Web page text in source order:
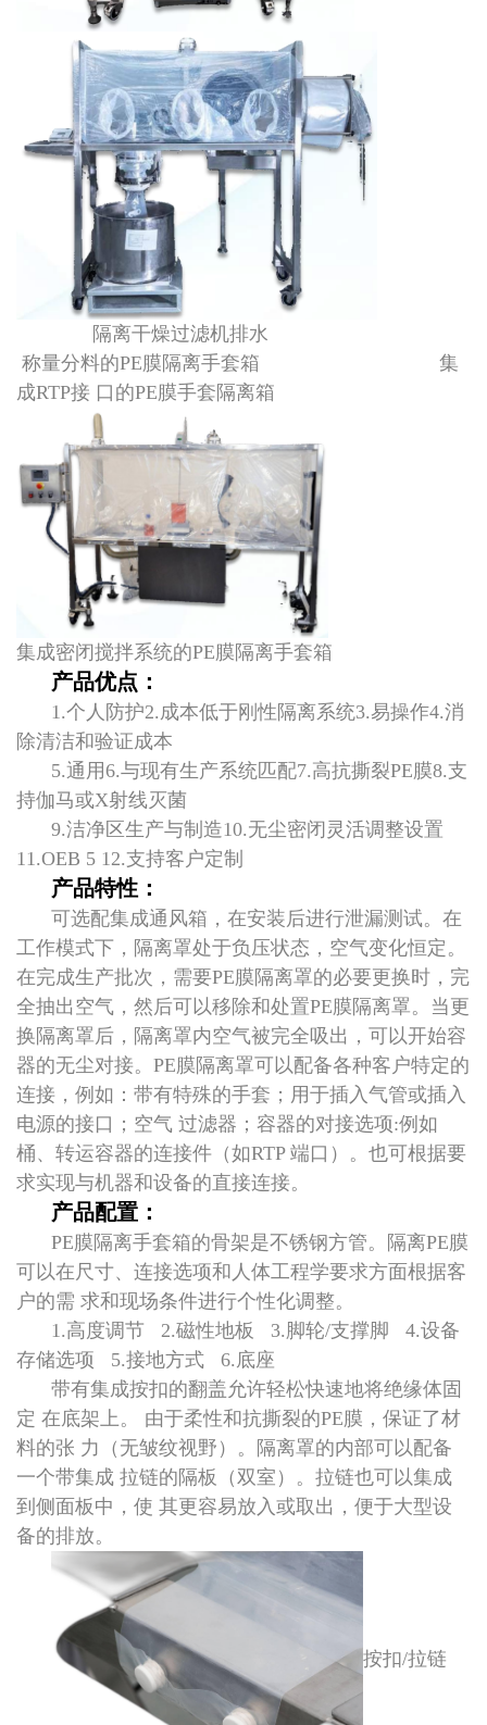
隔离干燥过滤机排水
称量分料的PE膜隔离手套箱 集
成RTP接 口的PE膜手套隔离箱
集成密闭搅拌系统的PE膜隔离手套箱
产品优点：
1.个人防护2.成本低于刚性隔离系统3.易操作4.消
除清洁和验证成本
5.通用6.与现有生产系统匹配7.高抗撕裂PE膜8.支
持伽马或X射线灭菌
9.洁净区生产与制造10.无尘密闭灵活调整设置
11.OEB 5 12.支持客户定制
产品特性：
可选配集成通风箱，在安装后进行泄漏测试。在
工作模式下，隔离罩处于负压状态，空气变化恒定。
在完成生产批次，需要PE膜隔离罩的必要更换时，完
全抽出空气，然后可以移除和处置PE膜隔离罩。当更
换隔离罩后，隔离罩内空气被完全吸出，可以开始容
器的无尘对接。PE膜隔离罩可以配备各种客户特定的
连接，例如：带有特殊的手套；用于插入气管或插入
电源的接口；空气 过滤器；容器的对接选项:例如
桶、转运容器的连接件（如RTP 端口）。也可根据要
求实现与机器和设备的直接连接。
产品配置：
PE膜隔离手套箱的骨架是不锈钢方管。隔离PE膜
可以在尺寸、连接选项和人体工程学要求方面根据客
户的需 求和现场条件进行个性化调整。
1.高度调节 2.磁性地板 3.脚轮/支撑脚 4.设备
存储选项 5.接地方式 6.底座
带有集成按扣的翻盖允许轻松快速地将绝缘体固
定 在底架上。 由于柔性和抗撕裂的PE膜，保证了材
料的张 力（无皱纹视野）。隔离罩的内部可以配备
一个带集成 拉链的隔板（双室）。拉链也可以集成
到侧面板中，使 其更容易放入或取出，便于大型设
备的排放。
按扣/拉链